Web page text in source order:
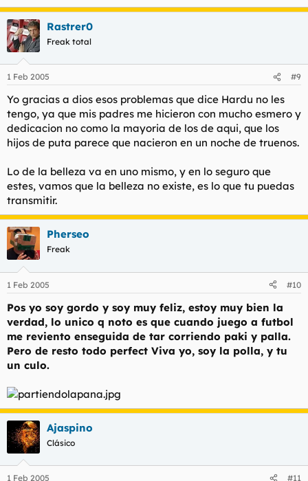
Rastrer0
Freak total
1 Feb 2005 #9
Yo gracias a dios esos problemas que dice Hardu no les
tengo, ya que mis padres me hicieron con mucho esmero y
dedicacion no como la mayoria de los de aqui, que los
hijos de puta parece que nacieron en un noche de truenos.
Lo de la belleza va en uno mismo, y en lo seguro que
estes, vamos que la belleza no existe, es lo que tu puedas
transmitir.
Pherseo
Freak
1 Feb 2005 #10
Pos yo soy gordo y soy muy feliz, estoy muy bien la
verdad, lo unico q noto es que cuando juego a futbol
me reviento enseguida de tar corriendo paki y palla.
Pero de resto todo perfect Viva yo, soy la polla, y tu
un culo.
Ajaspino
Clásico
1 Feb 2005 #11